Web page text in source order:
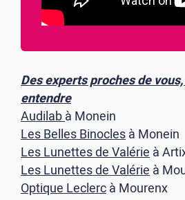
Des experts proches de
entendre
Audilabà Monein
Les Belles Binoclesà Monein
Les Lunettes de Valérieà
Les Lunettes de Valérieà
Optique Leclercà Mourenx